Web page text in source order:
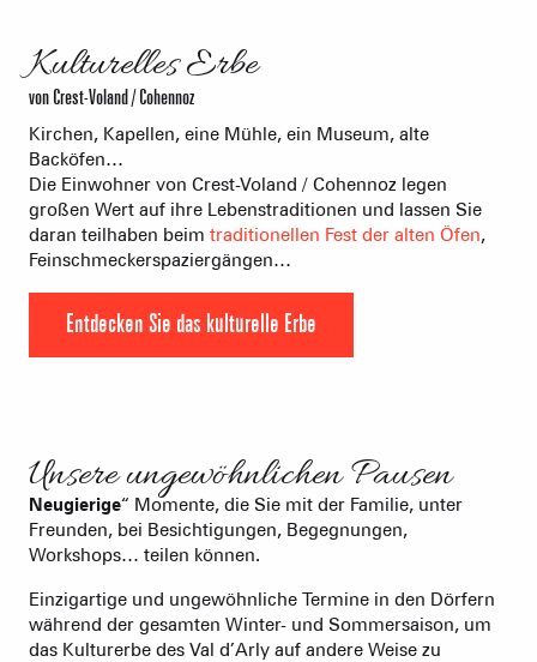
Kulturelles Erbe
von Crest-Voland / Cohennoz
Kirchen, Kapellen, eine Mühle, ein Museum, alte
Backöfen…
Die Einwohner von Crest-Voland / Cohennoz legen
großen Wert auf ihre Lebenstraditionen und lassen Sie
daran teilhaben beim traditionellen Fest der alten Öfen,
Feinschmeckerspaziergängen…
Entdecken Sie das kulturelle Erbe
Unsere ungewöhnlichen Pausen
Neugierige“ Momente, die Sie mit der Familie, unter
Freunden, bei Besichtigungen, Begegnungen,
Workshops… teilen können.
Einzigartige und ungewöhnliche Termine in den Dörfern
während der gesamten Winter- und Sommersaison, um
das Kulturerbe des Val d’Arly auf andere Weise zu